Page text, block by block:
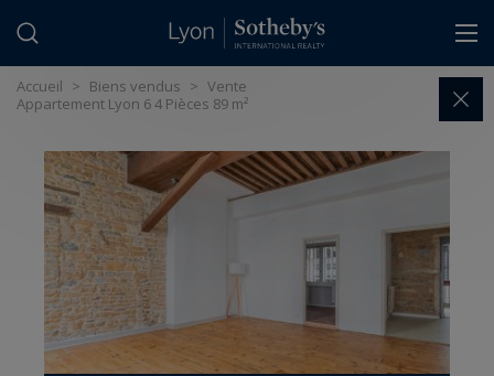
Accueil > Biens vendus > Vente
Appartement Lyon 6 4 Pièces 89 m²